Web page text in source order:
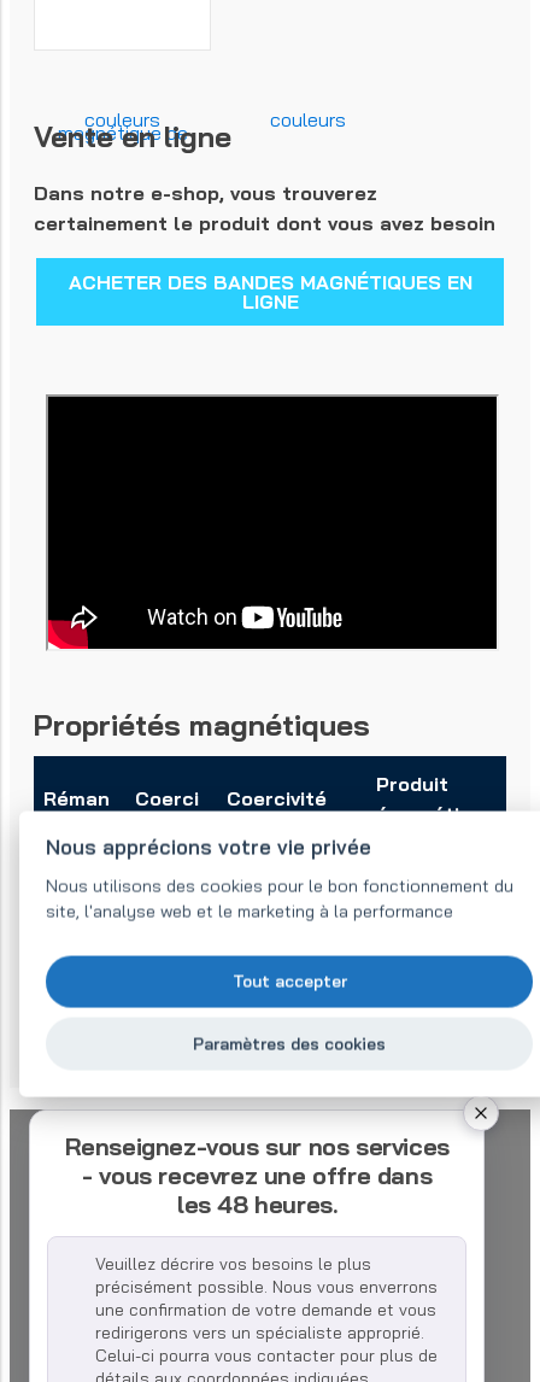
Vente en ligne
Dans notre e-shop, vous trouverez
certainement le produit dont vous avez besoin
ACHETER DES BANDES MAGNÉTIQUES EN
LIGNE
Propriétés magnétiques
Réman
(Br)
Coerci
(Hcb)
Coercivité
Hcj)
Produit
énergétique
(BH max)
1550 -
1800
1500
2000-2800
Renseignez-vous sur nos services
- vous recevrez une offre dans
les 48 heures.
Veuillez décrire vos besoins le plus
précisément possible. Nous vous enverrons
une confirmation de votre demande et vous
redirigerons vers un spécialiste approprié.
Celui-ci pourra vous contacter pour plus de
Nous apprécions votre vie privée
Nous utilisons des cookies pour le bon fonctionnement du
site, l'analyse web et le marketing à la performance
Tout accepter
Paramètres des cookies